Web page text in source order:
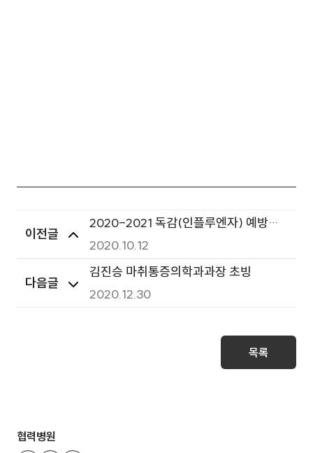
이전글
2020-2021 독감(인플루엔자) 예방접
종 변경안내
2020.10.12
다음글
김진승 마취통증의학과과장 초빙
2020.12.30
목록
협력병원